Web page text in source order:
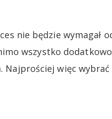
nie będzie wymagał
wszystko dodatkowo
Najprościej więc wybrać